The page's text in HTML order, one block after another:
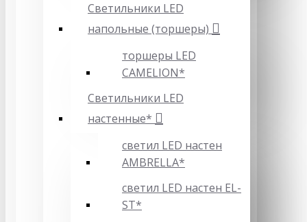
Светильники LED
напольные (торшеры)
торшеры LED
CAMELION*
Светильники LED
настенные*
светил LED настен
AMBRELLA*
светил LED настен EL-
ST*